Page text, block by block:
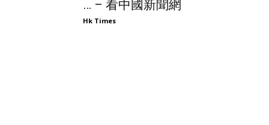
… – 看中國新聞網
Hk Times